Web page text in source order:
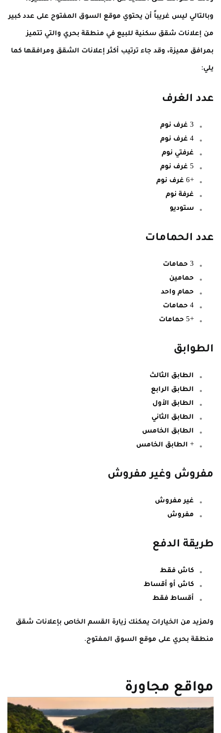
وبالتالي ليس غريباً أن يحتوي موقع السوق المفتوح على عدد كبير
من إعلانات شقق سكنية للبيع في منطقة بحري والتي تتميز
بمرافق مميزة، وقد جاء ترتيب أكثر إعلانات الشقق ومرافقها كما
يلي:
عدد الغرف
3 غرف نوم
4 غرف نوم
غرفتي نوم
5 غرف نوم
+6 غرف نوم
غرفة نوم
ستوديو
عدد الحمامات
3 حمامات
حمامين
حمام واحد
4 حمامات
+5 حمامات
الطوابق
الطابق الثالث
الطابق الرابع
الطابق الأول
الطابق الثاني
الطابق الخامس
+ الطابق الخامس
مفروش وغير مفروش
غير مفروش
مفروش
طريقة الدفع
كاش فقط
كاش أو أقساط
أقساط فقط
ولمزيد من الخيارات يمكنك زيارة القسم الخاص بإعلانات شقق
منطقة بحري على موقع السوق المفتوح.
مواقع مجاورة